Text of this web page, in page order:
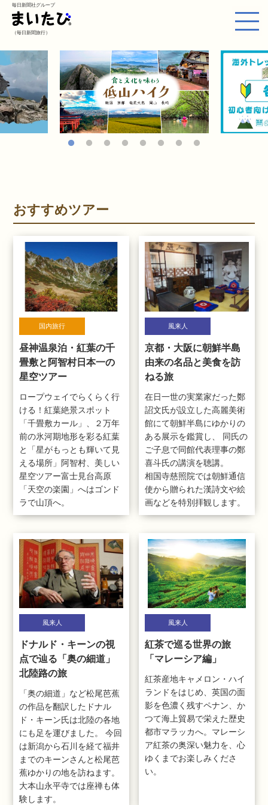
毎日新聞社グループ
（毎日新聞旅行）
おすすめツアー
国内旅行
昼神温泉泊・紅葉の千
畳敷と阿智村日本一の
星空ツアー
ロープウェイでらくらく行
ける！紅葉絶景スポット
「千畳敷カール」、２万年
前の氷河期地形を彩る紅葉
と「星がもっとも輝いて見
える場所」阿智村、美しい
星空ツアー富士見台高原
「天空の楽園」へはゴンド
ラで山頂へ。
風来人
京都・大阪に朝鮮半島
由来の名品と美食を訪
ねる旅
在日一世の実業家だった鄭
詔文氏が設立した高麗美術
館にて朝鮮半島にゆかりの
ある展示を鑑賞し、 同氏の
ご子息で同館代表理事の鄭
喜斗氏の講演を聴講。
相国寺慈照院では朝鮮通信
使から贈られた漢詩文や絵
画などを特別拝観します。
風来人
ドナルド・キーンの視
点で辿る「奥の細道」
北陸路の旅
「奥の細道」など松尾芭蕉
の作品を翻訳したドナル
ド・キーン氏は北陸の各地
にも足を運びました。 今回
は新潟から石川を経て福井
までのキーンさんと松尾芭
蕉ゆかりの地を訪ねます。
大本山永平寺では座禅も体
験します。
風来人
紅茶で巡る世界の旅
「マレーシア編」
紅茶産地キャメロン・ハイ
ランドをはじめ、英国の面
影を色濃く残すペナン、か
つて海上貿易で栄えた歴史
都市マラッカへ。マレーシ
ア紅茶の奥深い魅力を、心
ゆくまでお楽しみくださ
い。